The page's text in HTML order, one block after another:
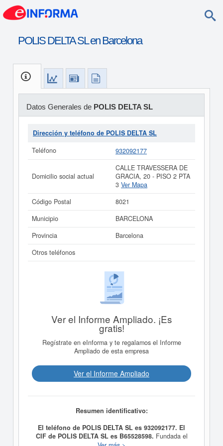
POLIS DELTA SL en Barcelona
Datos Generales de POLIS DELTA SL
Dirección y teléfono de POLIS DELTA SL
Teléfono
932092177
Domicilio social actual
CALLE TRAVESSERA DE
GRACIA, 20 - PISO 2 PTA
3 Ver Mapa
Código Postal
8021
Municipio
BARCELONA
Provincia
Barcelona
Otros teléfonos
Ver el Informe Ampliado. ¡Es
gratis!
Regístrate en eInforma y te regalamos el Informe
Ampliado de esta empresa
Ver el Informe Ampliado
Resumen identificativo:
El teléfono de POLIS DELTA SL es 932092177. El
CIF de POLIS DELTA SL es B65528598. Fundada el